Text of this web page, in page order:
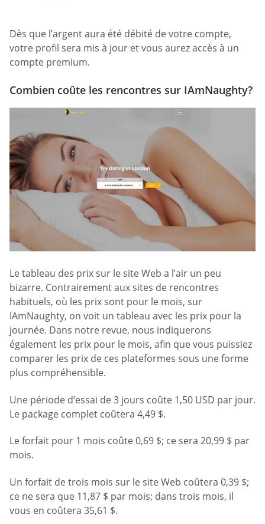
Dès que l’argent aura été débité de votre compte,
votre profil sera mis à jour et vous aurez accès à un
compte premium.
Combien coûte les rencontres sur IAmNaughty?
Le tableau des prix sur le site Web a l’air un peu
bizarre. Contrairement aux sites de rencontres
habituels, où les prix sont pour le mois, sur
IAmNaughty, on voit un tableau avec les prix pour la
journée. Dans notre revue, nous indiquerons
également les prix pour le mois, afin que vous puissiez
comparer les prix de ces plateformes sous une forme
plus compréhensible.
Une période d’essai de 3 jours coûte 1,50 USD par jour.
Le package complet coûtera 4,49 $.
Le forfait pour 1 mois coûte 0,69 $; ce sera 20,99 $ par
mois.
Un forfait de trois mois sur le site Web coûtera 0,39 $;
ce ne sera que 11,87 $ par mois; dans trois mois, il
vous en coûtera 35,61 $.